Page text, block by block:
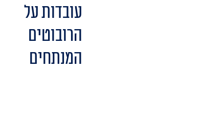
עובדות על
הרובוטים
המנתחים